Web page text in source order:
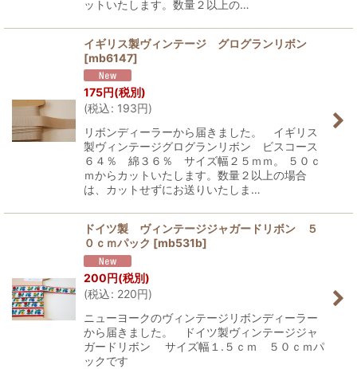
ットいたします。数量２以上の…
イギリス製ヴィンテージ グログランリボン
[mb6147]
175円(税別)
(税込: 193円)
リボンディーラーから届きました。 イギリス
製ヴィンテージグログランリボン ビスコース
６４％ 綿３６％ サイズ幅２５ｍｍ。 ５０ｃ
ｍからカットいたします。数量２以上の場合
は、カットせずにお送りいたしま…
ドイツ製 ヴィンテージジャガードリボン ５
０ｃｍパック [mb531b]
200円(税別)
(税込: 220円)
ニューヨークのヴィンテージリボンディーラー
から届きました。 ドイツ製ヴィンテージジャ
ガードリボン サイズ幅１.５ｃｍ ５０ｃｍパ
ックです